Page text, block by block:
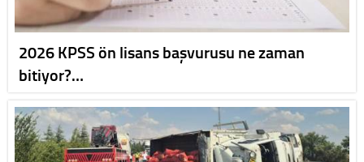
2026 KPSS ön lisans başvurusu ne zaman
bitiyor?…